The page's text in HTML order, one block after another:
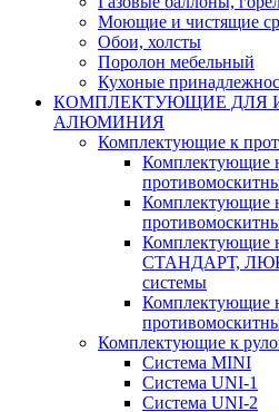
Моющие и чистящие
Обои, холсты
Поролон мебельный
Кухоные
КОМПЛЕКТУЮЩИЕ ДЛЯ
АЛЮМИНИЯ
Комплектующие к
СТАНДАРТ,
системы
Комплектующие к
Система MINI
Система UNI-1
Система UNI-2